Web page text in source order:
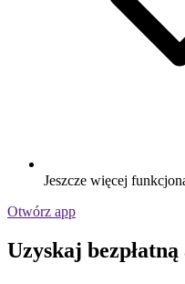
Jeszcze więcej
Otwórz app
Uzyskaj